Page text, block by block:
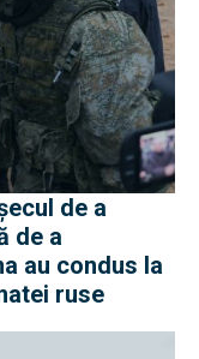
de a
de a
au condus la
ruse